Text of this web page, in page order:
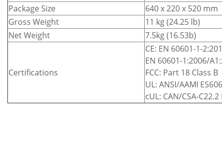
Package Size
640 x 220 x 520 mm
Gross Weight
11 kg (24.25 lb)
Net Weight
7.5kg (16.53b)
Certifications
CE: EN 60601-1-
EN 60601-1:2006/
FCC: Part 18 Class B
UL: ANSI/AAMI
cUL: CAN/CSA-